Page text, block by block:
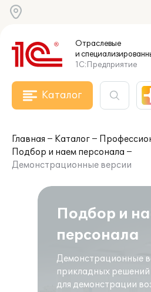
Отраслевые
и
1С:Предприятие
Каталог
Главная Каталог
Подбор и наем персонала
Демонстрационные версии
Подбор и
персонала
Демонстрационные
прикладных решений
для демонстрации